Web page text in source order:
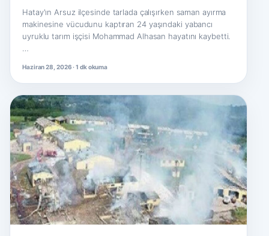
Hatay'ın Arsuz ilçesinde tarlada çalışırken saman ayırma
makinesine vücudunu kaptıran 24 yaşındaki yabancı
uyruklu tarım işçisi Mohammad Alhasan hayatını kaybetti.
Haziran 28, 2026 · 1 dk okuma